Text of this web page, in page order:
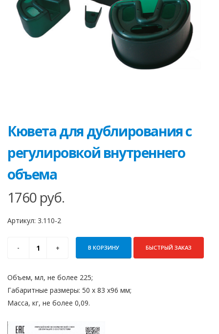
Кювета для дублирования с
регулировкой внутреннего
объема
1760 руб.
Артикул: 3.110-2
В КОРЗИНУ БЫСТРЫЙ ЗАКАЗ
Объем, мл, не более 225;
Габаритные размеры: 50 х 83 х96 мм;
Масса, кг, не более 0,09.